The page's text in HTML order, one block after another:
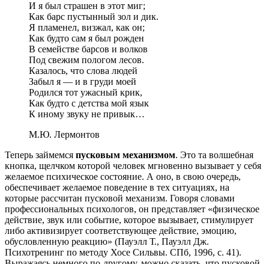
И я был страшен в этот миг;
Как барс пустынный зол и дик.
Я пламенел, визжал, как он;
Как будто сам я был рожден
В семействе барсов и волков
Под свежим пологом лесов.
Казалось, что слова людей
Забыл я — и в груди моей
Родился тот ужасный крик,
Как будто с детства мой язык
К иному звуку не привык…
М.Ю. Лермонтов
Теперь займемся пусковым механизмом. Это та волшебная
кнопка, щелчком которой человек мгновенно вызывает у себя
желаемое психическое состояние. А оно, в свою очередь,
обеспечивает желаемое поведение в тех ситуациях, на
которые рассчитан пусковой механизм. Говоря словами
профессиональных психологов, он представляет «физическое
действие, звук или событие, которое вызывает, стимулирует
либо активизирует соответствующее действие, эмоцию,
обусловленную реакцию» (Пауэлл Т., Пауэлл Дж.
Психотренинг по методу Хосе Сильвы. СПб, 1996, с. 41).